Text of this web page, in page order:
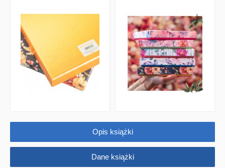
Opis książki
Dane książki